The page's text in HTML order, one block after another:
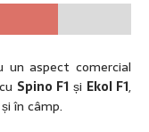
aspect comercial
Spino F1și Ekol F1,
în câmp.